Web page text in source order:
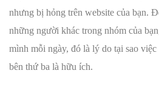
nhưng bị hỏng trên website của bạn.
những người khác trong nhóm của
mình mỗi ngày, đó là lý do tại sao
bên thứ ba là hữu ích.